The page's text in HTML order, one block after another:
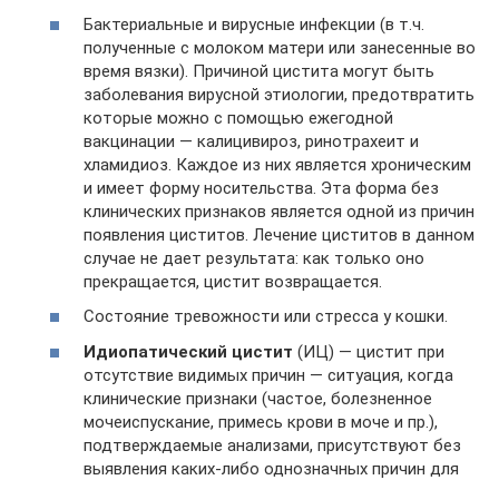
Бактериальные и вирусные инфекции (в т.ч.
полученные с молоком матери или занесенные во
время вязки). Причиной цистита могут быть
заболевания вирусной этиологии, предотвратить
которые можно с помощью ежегодной
вакцинации — калицивироз, ринотрахеит и
хламидиоз. Каждое из них является хроническим
и имеет форму носительства. Эта форма без
клинических признаков является одной из причин
появления циститов. Лечение циститов в данном
случае не дает результата: как только оно
прекращается, цистит возвращается.
Состояние тревожности или стресса у кошки.
Идиопатический цистит (ИЦ) — цистит при
отсутствие видимых причин — ситуация, когда
клинические признаки (частое, болезненное
мочеиспускание, примесь крови в моче и пр.),
подтверждаемые анализами, присутствуют без
выявления каких-либо однозначных причин для